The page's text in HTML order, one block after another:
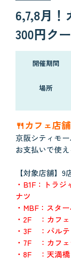
6,7,8月！
300円ク
開催期間
場所
🍴カフェ店
京阪シティモ
お支払いで使
【対象店舗】9
・B1F：トラ
ナツ
・MBF：スタ
・2F ：カフ
・3F ：パル
・7F ：カフ
・8F ：天満橋